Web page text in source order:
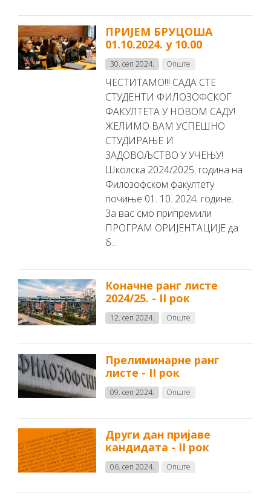
ПРИЈЕМ БРУЦОША
01.10.2024. у 10.00
30. сеп 2024. Опште
ЧЕСТИТАМО!!! САДА СТЕ
СТУДЕНТИ ФИЛОЗОФСКОГ
ФАКУЛТЕТА У НОВОМ САДУ!
ЖЕЛИМО ВАМ УСПЕШНО
СТУДИРАЊЕ И
ЗАДОВОЉСТВО У УЧЕЊУ!
Школска 2024/2025. година на
Филозофском факултету
почиње 01. 10. 2024. године.
За вас смо припремили
ПРОГРАМ ОРИЈЕНТАЦИЈЕ да
б...
Коначне ранг листе
2024/25. - II рок
12. сеп 2024. Опште
Прелиминарне ранг
листе - II рок
09. сеп 2024. Опште
Други дан пријаве
кандидата - II рок
06. сеп 2024. Опште